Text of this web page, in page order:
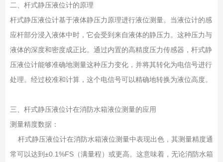
二、杆式静压液位计的原理
杆式静压液位计基于液体静压力原理进行液位测量。当液位计的感
应杆部分浸入液体中时，它会受到来自液体的静压力。这种压力与
液体的深度和密度成正比。通过内置的高精度压力传感器，杆式静
压液位计能够准确地测量这种压力变化，并将其转化为电信号进行
处理。经过校准和计算，这个电信号可以精确地转换为液位高度。
三、杆式静压液位计在消防水箱液位测量的应用
测量精度数据：
杆式静压液位计在消防水箱液位测量中表现出色，其测量精度通
常可以达到±0.1%FS（满量程）或更高。这意味着，无论消防水箱